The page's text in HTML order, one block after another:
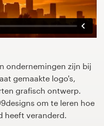
ondernemingen zijn bij
gemaakte logo's,
grafisch ontwerp.
om te leren hoe
heeft veranderd.